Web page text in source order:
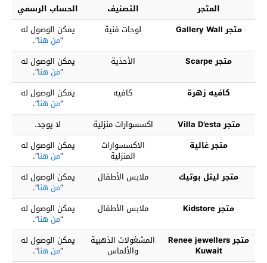
المتجر التصنيف
الحساب الرسمي
متجر Gallery Wall
لوحات فنية يمكن الوصول له
“من هنا“.
متجر Scarpe
الأحذية يمكن الوصول له
“من هنا“.
كافيه زهرة
كافيه يمكن الوصول له
“من هنا“.
متجر Villa D’esta
اكسسوارات منزلية
لا يوجد.
متجر غالية
الاكسسوارات
المنزلية
يمكن الوصول له
“من هنا“.
متجر ليتل بوتيك
ملابس الأطفال يمكن الوصول له
“من هنا“.
متجر Kidstore
ملابس الأطفال يمكن الوصول له
“من هنا“.
متجر Renee jewellers
Kuwait
المشغولات الذهبية
والألماس
يمكن الوصول له
“من هنا“.